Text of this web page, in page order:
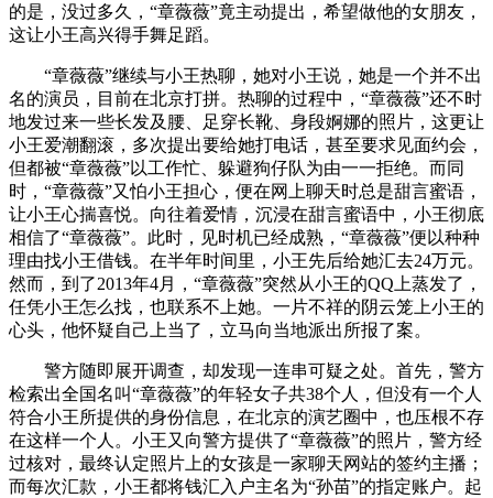
的是，没过多久，“章薇薇”竟主动提出，希望做他的女朋友，
这让小王高兴得手舞足蹈。
“章薇薇”继续与小王热聊，她对小王说，她是一个并不出
名的演员，目前在北京打拼。热聊的过程中，“章薇薇”还不时
地发过来一些长发及腰、足穿长靴、身段婀娜的照片，这更让
小王爱潮翻滚，多次提出要给她打电话，甚至要求见面约会，
但都被“章薇薇”以工作忙、躲避狗仔队为由一一拒绝。而同
时，“章薇薇”又怕小王担心，便在网上聊天时总是甜言蜜语，
让小王心揣喜悦。向往着爱情，沉浸在甜言蜜语中，小王彻底
相信了“章薇薇”。此时，见时机已经成熟，“章薇薇”便以种种
理由找小王借钱。在半年时间里，小王先后给她汇去24万元。
然而，到了2013年4月，“章薇薇”突然从小王的QQ上蒸发了，
任凭小王怎么找，也联系不上她。一片不祥的阴云笼上小王的
心头，他怀疑自己上当了，立马向当地派出所报了案。
警方随即展开调查，却发现一连串可疑之处。首先，警方
检索出全国名叫“章薇薇”的年轻女子共38个人，但没有一个人
符合小王所提供的身份信息，在北京的演艺圈中，也压根不存
在这样一个人。小王又向警方提供了“章薇薇”的照片，警方经
过核对，最终认定照片上的女孩是一家聊天网站的签约主播；
而每次汇款，小王都将钱汇入户主名为“孙苗”的指定账户。起